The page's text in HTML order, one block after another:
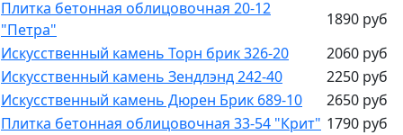
Плитка бетонная облицовочная 20-12
"Петра"
1890 руб
Искусственный камень Торн брик 326-20
2060 руб
Искусственный камень Зендлэнд 242-40
2250 руб
Искусственный камень Дюрен Брик 689-10
2650 руб
Плитка бетонная облицовочная 33-54 "Крит" 1790 руб